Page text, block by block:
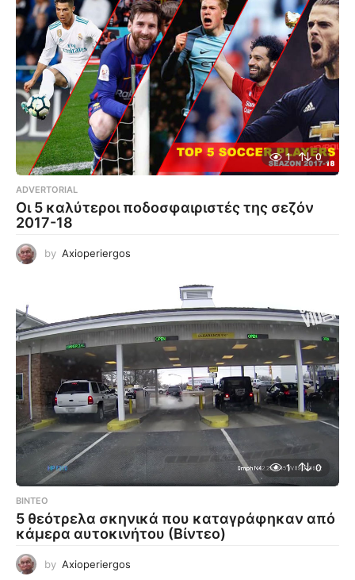
1 0
ADVERTORIAL
Οι 5 καλύτεροι ποδοσφαιριστές της σεζόν
2017-18
by Axioperiergos
1 0
ΒΊΝΤΕΟ
5 θεότρελα σκηνικά που καταγράφηκαν από
κάμερα αυτοκινήτου (Βίντεο)
by Axioperiergos